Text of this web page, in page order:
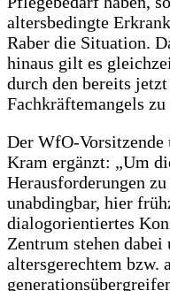
altersbedingte
Raber die Situation.
hinaus gilt es
durch den bereits jetzt
Fachkräftemangels zu
Der WfO-Vorsitzende
Kram ergänzt: „Um
Herausforderungen
unabdingbar, hier
dialogorientiertes
Zentrum stehen dabei
altersgerechtem bzw.